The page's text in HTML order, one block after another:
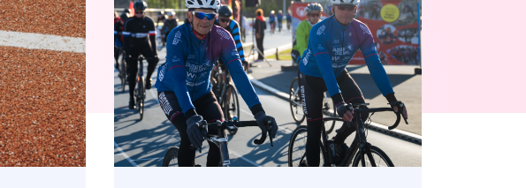
en verhalen
Contact
Mail ons